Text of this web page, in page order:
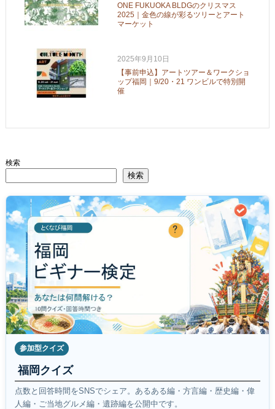
ONE FUKUOKA BLDGのクリスマス
2025｜金色の線が彩るツリーとアート
マーケット
2025年9月10日
【事前申込】アートツアー＆ワークショ
ップ福岡｜9/20・21 ワンビルで特別開
催
検索
検索
参加型クイズ
福岡クイズ
点数と回答時間をSNSでシェア。あるある編・方言編・歴史編・偉
人編・ご当地グルメ編・遺跡編を公開中です。